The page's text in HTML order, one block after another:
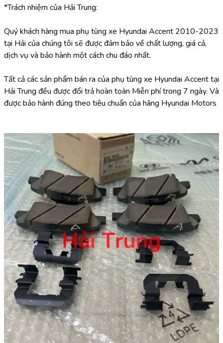
*Trách nhiệm của Hải Trung:
Quý khách hàng mua phụ tùng xe Hyundai Accent 2010-2023
tại Hải của chúng tôi sẽ được đảm bảo về chất lượng, giá cả,
dịch vụ và bảo hành một cách chu đáo nhất.
Tất cả các sản phẩm bán ra của phụ tùng xe Hyundai Accent tại
Hải Trung đều được đổi trả hoàn toàn Miễn phí trong 7 ngày. Và
được bảo hành đúng theo tiêu chuẩn của hãng Hyundai Motors